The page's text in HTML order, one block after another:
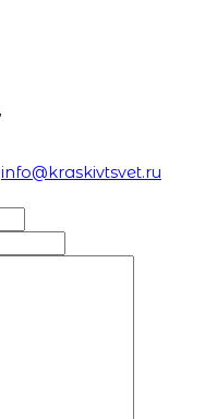
info@kraskivtsvet.ru